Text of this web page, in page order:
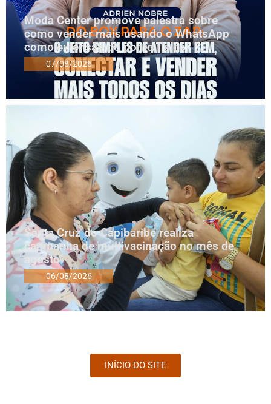
Moda Center promove palestra sobre
como vender mais usando o WhatsApp
como extensão do ponto físico
07/08/2026
Santa Cruz do Capibaribe realiza
campanha de multivacinação no mês de
agosto
06/08/2026
INÍCIO DO SITE